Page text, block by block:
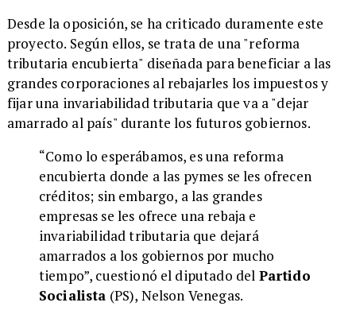
Desde la oposición, se ha criticado duramente este
proyecto. Según ellos, se trata de una "reforma
tributaria encubierta" diseñada para beneficiar a las
grandes corporaciones al rebajarles los impuestos y
fijar una invariabilidad tributaria que va a "dejar
amarrado al país" durante los futuros gobiernos.
“Como lo esperábamos, es una reforma
encubierta donde a las pymes se les ofrecen
créditos; sin embargo, a las grandes
empresas se les ofrece una rebaja e
invariabilidad tributaria que dejará
amarrados a los gobiernos por mucho
tiempo”, cuestionó el diputado del Partido
Socialista (PS), Nelson Venegas.